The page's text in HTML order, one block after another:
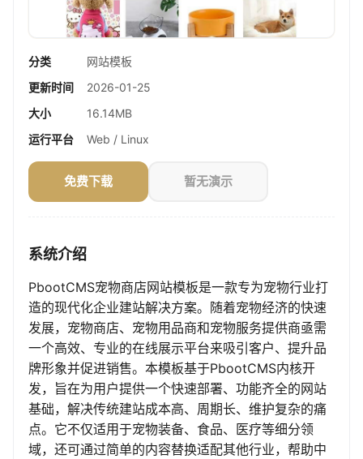
分类
网站模板
更新时间
2026-01-25
大小
16.14MB
运行平台
Web / Linux
免费下载 暂无演示
系统介绍
PbootCMS宠物商店网站模板是一款专为宠物行业打
造的现代化企业建站解决方案。随着宠物经济的快速
发展，宠物商店、宠物用品商和宠物服务提供商亟需
一个高效、专业的在线展示平台来吸引客户、提升品
牌形象并促进销售。本模板基于PbootCMS内核开
发，旨在为用户提供一个快速部署、功能齐全的网站
基础，解决传统建站成本高、周期长、维护复杂的痛
点。它不仅适用于宠物装备、食品、医疗等细分领
域，还可通过简单的内容替换适配其他行业，帮助中